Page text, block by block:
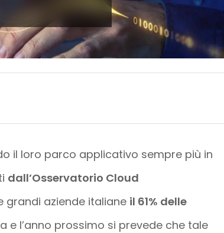
il loro parco applicativo sempre più in
dall’Osservatorio Cloud
grandi aziende italiane il 61% delle
e l’anno prossimo si prevede che tale